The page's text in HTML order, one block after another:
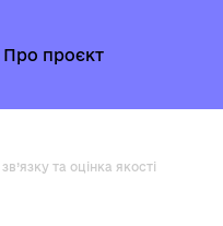
Про проєкт
та оцінка якості